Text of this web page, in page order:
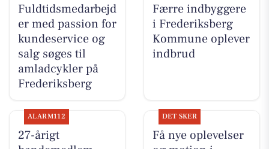
Fuldtidsmedarbejd
er med passion for
kundeservice og
salg søges til
amladcykler på
Frederiksberg
Færre indbyggere
i Frederiksberg
Kommune oplever
indbrud
ALARM112
27-årigt
DET SKER
Få nye oplevelser